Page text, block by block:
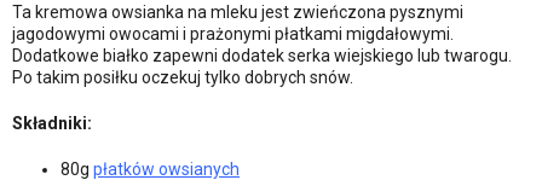
Ta kremowa owsianka na mleku jest zwieńczona pysznymi
jagodowymi owocami i prażonymi płatkami migdałowymi.
Dodatkowe białko zapewni dodatek serka wiejskiego lub twarogu.
Po takim posiłku oczekuj tylko dobrych snów.
Składniki:
80g płatków owsianych